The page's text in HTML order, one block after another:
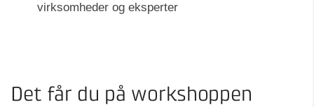
virksomheder og eksperter
Det får du på workshoppen